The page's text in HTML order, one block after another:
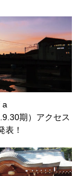
a
期）アクセス
表！